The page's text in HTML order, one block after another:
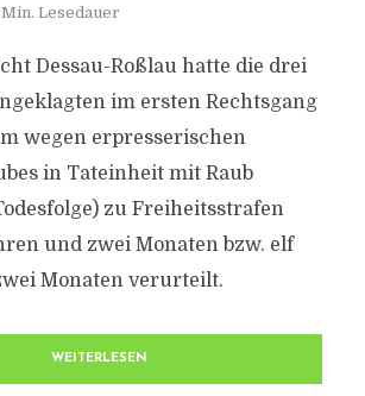
Lesedauer
Dessau-Roßlau hatte die drei
im ersten Rechtsgang
wegen erpresserischen
in Tateinheit mit Raub
zu Freiheitsstrafen
und zwei Monaten bzw. elf
Monaten verurteilt.
WEITERLESEN